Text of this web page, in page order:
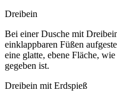
Dreibein
Bei einer Dusche mit
einklappbaren Füßen
eine glatte, ebene Fläche,
gegeben ist.
Dreibein mit Erdspieß